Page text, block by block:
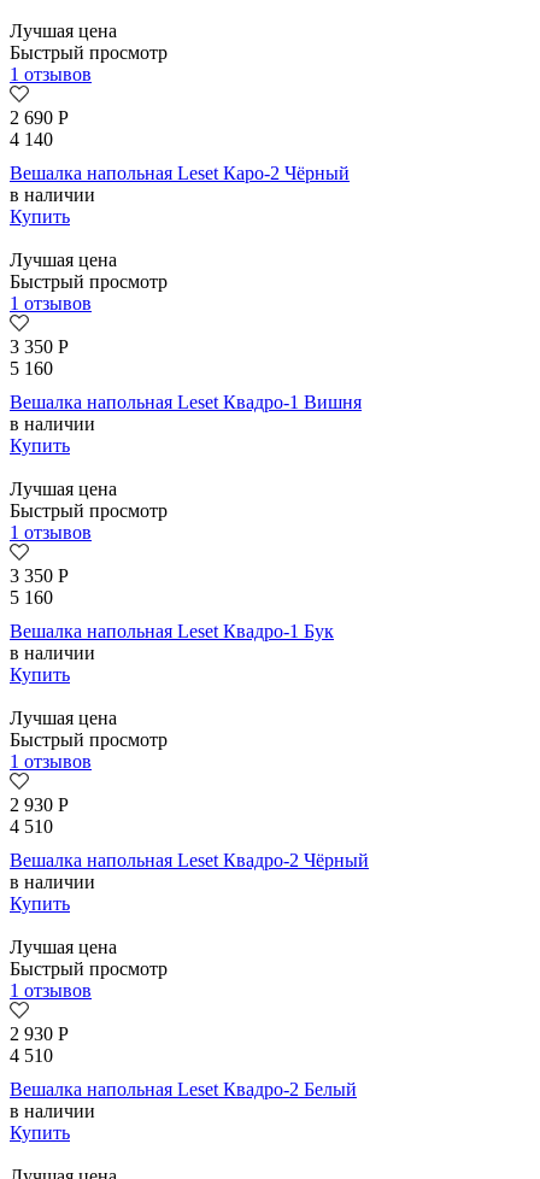
Лучшая цена
Быстрый просмотр
1 отзывов
2 690 Р
4 140
Вешалка напольная Leset Каро-2 Чёрный
в наличии
Купить
Лучшая цена
Быстрый просмотр
1 отзывов
3 350 Р
5 160
Вешалка напольная Leset Квадро-1 Вишня
в наличии
Купить
Лучшая цена
Быстрый просмотр
1 отзывов
3 350 Р
5 160
Вешалка напольная Leset Квадро-1 Бук
в наличии
Купить
Лучшая цена
Быстрый просмотр
1 отзывов
2 930 Р
4 510
Вешалка напольная Leset Квадро-2 Чёрный
в наличии
Купить
Лучшая цена
Быстрый просмотр
1 отзывов
2 930 Р
4 510
Вешалка напольная Leset Квадро-2 Белый
в наличии
Купить